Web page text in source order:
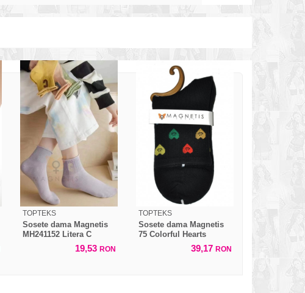
TOPTEKS
Sosete dama Magnetis
MH241152 Litera C
19,53 RON
TOPTEKS
Sosete dama Magnetis
75 Colorful Hearts
39,17 RON